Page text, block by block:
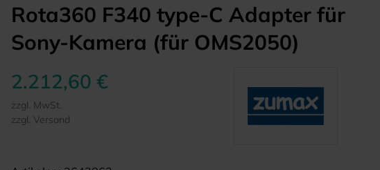
Rota360 F340 type-C Adapter für
Sony-Kamera (für OMS2050)
2.212,60 €
zzgl. MwSt.
zzgl. Versand